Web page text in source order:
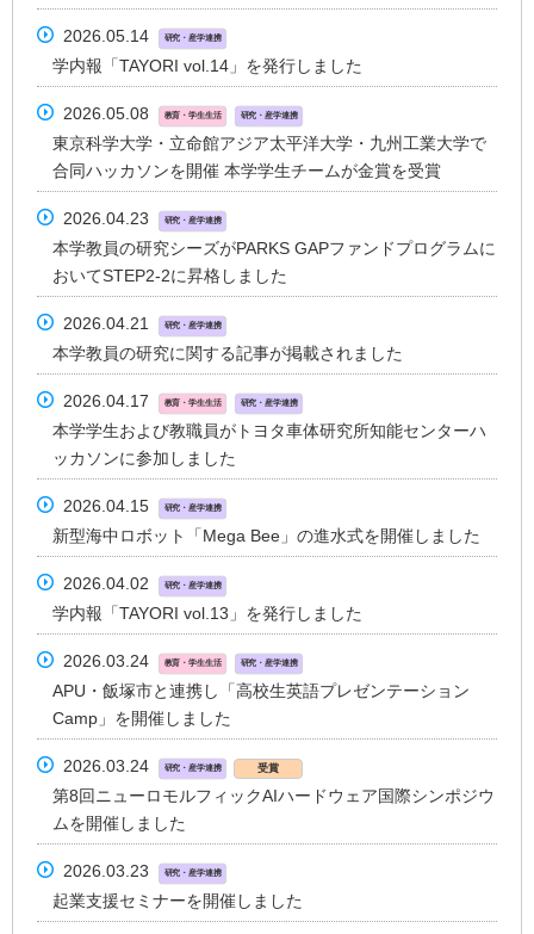
2026.05.14 研究・産学連携
学内報「TAYORI vol.14」を発行しました
2026.05.08 教育・学生生活 研究・産学連携
東京科学大学・立命館アジア太平洋大学・九州工業大学で
合同ハッカソンを開催 本学学生チームが金賞を受賞
2026.04.23 研究・産学連携
本学教員の研究シーズがPARKS GAPファンドプログラムに
おいてSTEP2-2に昇格しました
2026.04.21 研究・産学連携
本学教員の研究に関する記事が掲載されました
2026.04.17 教育・学生生活 研究・産学連携
本学学生および教職員がトヨタ車体研究所知能センターハ
ッカソンに参加しました
2026.04.15 研究・産学連携
新型海中ロボット「Mega Bee」の進水式を開催しました
2026.04.02 研究・産学連携
学内報「TAYORI vol.13」を発行しました
2026.03.24 教育・学生生活 研究・産学連携
APU・飯塚市と連携し「高校生英語プレゼンテーション
Camp」を開催しました
2026.03.24 研究・産学連携 受賞
第8回ニューロモルフィックAIハードウェア国際シンポジウ
ムを開催しました
2026.03.23 研究・産学連携
起業支援セミナーを開催しました